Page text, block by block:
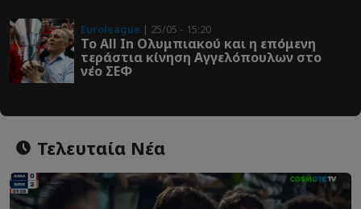
Euroleague | 25/05 - 15:20
Το All In Ολυμπιακού και η επόμενη
τεράστια κίνηση Αγγελόπουλων στο
νέο ΣΕΦ
Τελευταία Νέα